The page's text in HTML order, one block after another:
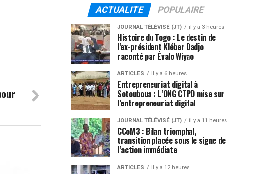
ACTUALITE POPULAIRE
JOURNAL TÉLÉVISÉ (JT) il y a 3 heures
Histoire du Togo : Le destin de
l’ex-président Kléber Dadjo
raconté par Évalo Wiyao
ARTICLES il y a 6 heures
Entrepreneuriat digital à
Sotouboua : L’ONG CTPD mise sur
l’entrepreneuriat digital
JOURNAL TÉLÉVISÉ (JT) il y a 11 heures
CCoM3 : Bilan triomphal,
transition placée sous le signe de
l’action immédiate
ARTICLES il y a 12 heures